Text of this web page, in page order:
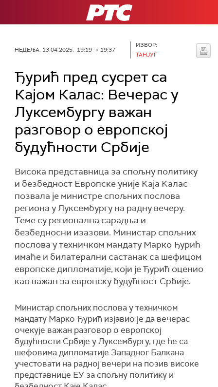
РТС
НЕДЕЉА, 13.04.2025, 19:19 -> 19:37
ИЗВОР:
ТАНЈУГ
Ђурић пред сусрет са
Кајом Калас: Вечерас у
Луксембургу важан
разговор о европској
будућности Србије
Висока представница за спољну политику
и безбедност Европске уније Каја Калас
позвала је министре спољних послова
региона у Луксембургу на радну вечеру.
Теме су регионална сарадња и
безбедносни изазови. Министар спољних
послова у техничком мандату Марко Ђурић
имаће и билатерални састанак са шефицом
европске дипломатије, који је Ђурић оценио
као важан за европску будућност Србије.
Министар спољних послова у техничком
мандату Марко Ђурић изјавио је да вечерас
очекује важан разговор о европској
будућности Србије у Луксембургу, где ће са
шефовима дипломатије Западног Балкана
учестовати на радној вечери на позив високе
представнице ЕУ за спољну политику и